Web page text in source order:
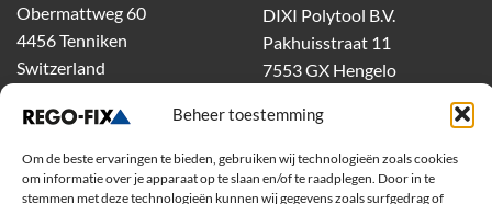
Beheer toestemming
Om de beste ervaringen te bieden, gebruiken wij technologieën zoals cookies
om informatie over je apparaat op te slaan en/of te raadplegen. Door in te
stemmen met deze technologieën kunnen wij gegevens zoals surfgedrag of
Obermattweg 60
4456 Tenniken
Switzerland
DIXI Polytool B.V.
Pakhuisstraat 11
7553 GX Hengelo
dixiholland@dixi.com
www.dixipolytool.com